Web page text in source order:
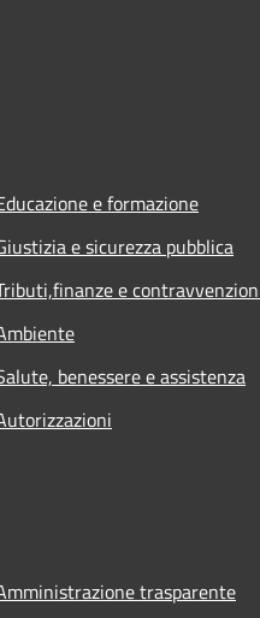
e formazione
e sicurezza pubblica
e
benessere e assistenza
trasparente